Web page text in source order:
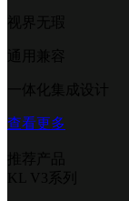
视界无瑕
通用兼容
一体化集成设计
查看更多
推荐产品
KL V3系列